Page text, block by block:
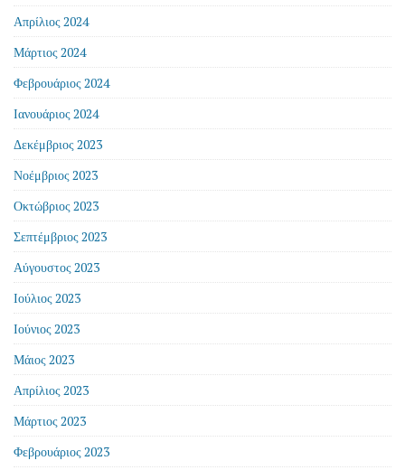
Απρίλιος 2024
Μάρτιος 2024
Φεβρουάριος 2024
Ιανουάριος 2024
Δεκέμβριος 2023
Νοέμβριος 2023
Οκτώβριος 2023
Σεπτέμβριος 2023
Αύγουστος 2023
Ιούλιος 2023
Ιούνιος 2023
Μάιος 2023
Απρίλιος 2023
Μάρτιος 2023
Φεβρουάριος 2023